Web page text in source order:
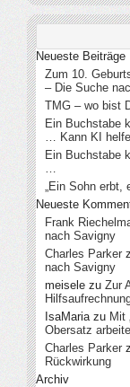
Neueste Beiträge
Zum 10.
– Die Suche
TMG – wo bist
Ein Buchstabe
… Kann KI
Ein Buchstabe
…
„Ein Sohn erbt,
Neueste
Frank
nach Savigny
Charles Parker
nach Savigny
meisele zu Zur
IsaMariazu Mit
Obersatz
Charles Parker
Rückwirkung
Archiv